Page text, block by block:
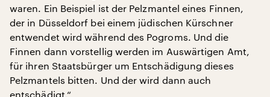
waren. Ein Beispiel ist der Pelzmantel eines Finnen,
der in Düsseldorf bei einem jüdischen Kürschner
entwendet wird während des Pogroms. Und die
Finnen dann vorstellig werden im Auswärtigen Amt,
für ihren Staatsbürger um Entschädigung dieses
Pelzmantels bitten. Und der wird dann auch
entschädigt.“